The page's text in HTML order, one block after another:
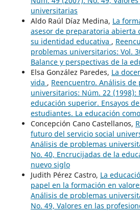
universitarias
Aldo Raúl Díaz Medina, La
asesor de preparatoria abierta
su identidad educativa ,
problemas universitarios: Vol.
Balance y perspectivas de la
Elsa González Paredes, La
vida , Reencuentro. Análisis de
universitarios: Núm. 22 (1998):
educación superior. Ensayos
estudiantes. La educación
Concepción Cano Castellanos,
futuro del servicio social
Análisis de problemas
No. 40, Encrucijadas de la
nuevo siglo
Judith Pérez Castro, La
papel en la formación en
Análisis de problemas
No. 49, Valores en las